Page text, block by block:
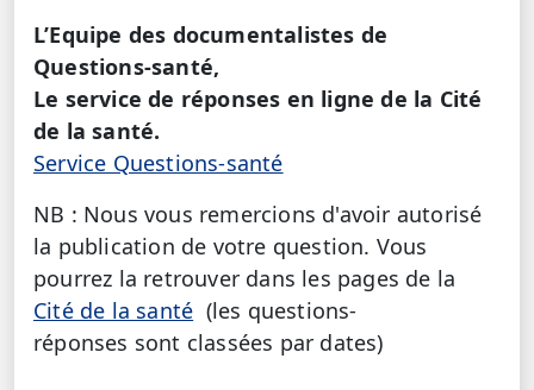
L’Equipe des documentalistes de
Questions-santé,
Le service de réponses en ligne de la Cité
de la santé.
Service Questions-santé
NB : Nous vous remercions d'avoir autorisé
la publication de votre question. Vous
pourrez la retrouver dans les pages de la
Cité de la santé (les questions-
réponses sont classées par dates)